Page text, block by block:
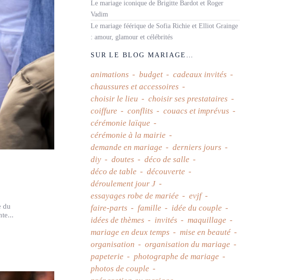
du
Le mariage iconique de Brigitte Bardot et Roger
Vadim
Le mariage féérique de Sofia Richie et Elliot Grainge
: amour, glamour et célébrités
SUR LE BLOG MARIAGE…
animations budget
cadeaux invités
chaussures et accessoires
choisir le lieu
choisir ses prestataires
coiffure
conflits
couacs et imprévus
cérémonie laïque
cérémonie à la mairie
demande en mariage
derniers jours
diy
doutes
déco de salle
déco de table
découverte
déroulement jour J
essayages robe de mariée
evjf
faire-parts
famille
idée du couple
idées de thèmes
invités
maquillage
mariage en deux temps
mise en beauté
organisation
organisation du mariage
papeterie
photographe de mariage
photos de couple